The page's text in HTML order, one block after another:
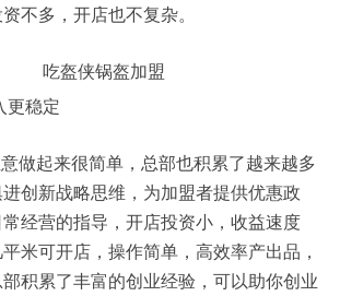
不多，开店也不复杂。
稳定
做起来很简单，总部也积累了越来越多
创新战略思维，为加盟者提供优惠政
经营的指导，开店投资小，收益速度
米可开店，操作简单，高效率产出品，
积累了丰富的创业经验，可以助你创业